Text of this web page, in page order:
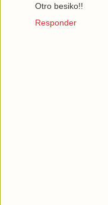
Otro besiko!!
Responder